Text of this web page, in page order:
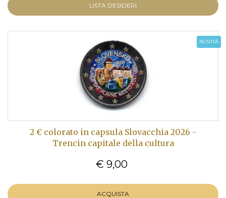
LISTA DESIDERI
NOVITÀ
2 € colorato in capsula Slovacchia 2026 -
Trencin capitale della cultura
€ 9,00
ACQUISTA